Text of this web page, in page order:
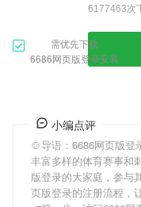
6177463次
需优先下载
6686网页版登录安装
小编点评
🍲导语： 6686网页版登
丰富多样的体育赛事和
版登录的大家庭，参与
页版登录的注册流程，